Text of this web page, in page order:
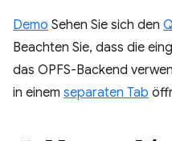
Demo Sehen Sie sich den
Beachten Sie, dass die
das OPFS-Backend
in einem separaten Tab